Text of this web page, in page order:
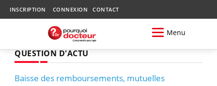
INSCRIPTION CONNEXION CONTACT
Menu
QUESTION D'ACTU
Baisse des remboursements, mutuelles